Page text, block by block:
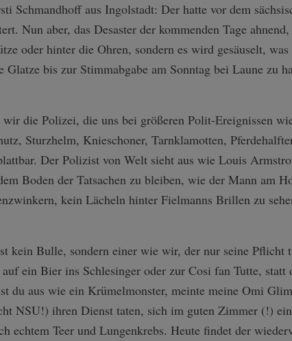
Schmandhoff aus Ingolstadt: Der hatte vor dem
Nun aber, das Desaster der kommenden Tage
oder hinter die Ohren, sondern es wird gesäuselt,
bis zur Stimmabgabe am Sonntag bei Laune zu
die Polizei, die uns bei größeren Polit-Ereignissen
Sturzhelm, Knieschoner, Tarnklamotten,
Der Polizist von Welt sieht aus wie Louis
Boden der Tatsachen zu bleiben, wie der Mann am
kein Lächeln hinter Fielmanns Brillen zu
kein Bulle, sondern einer wie wir, der nur seine Pflicht
ein Bier ins Schlesinger oder zur Cosi fan Tutte, statt
du aus wie ein Krümelmonster, meinte meine Omi
NSU!) ihren Dienst taten, sich im guten Zimmer (!)
echtem Teer und Lungenkrebs. Heute findet der